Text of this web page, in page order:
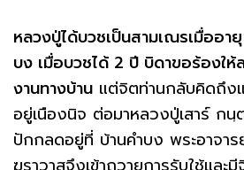
หลวงปู่ได้บวชเป็นสามเณรเมื่ออา
บง เมื่อบวชได้ 2 ปี บิดาขอร้องให้
งานทางบ้าน แต่จิตท่านกลับคิดถึง
อยู่เนืองนิจ ต่อมาหลวงปู่เสาร์ กนฺ
ปักกลดอยู่ที่ บ้านคำบง พระอาจาร